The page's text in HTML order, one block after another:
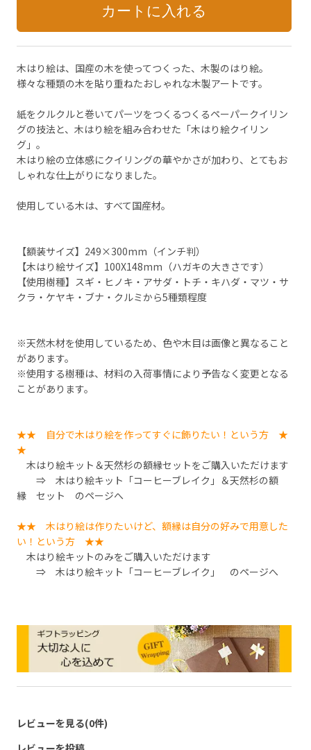
木はり絵は、国産の木を使ってつくった、木製のはり絵。
様々な種類の木を貼り重ねたおしゃれな木製アートです。
紙をクルクルと巻いてパーツをつくるつくるペーパークイリン
グの技法と、木はり絵を組み合わせた「木はり絵クイリン
グ」。
木はり絵の立体感にクイリングの華やかさが加わり、とてもお
しゃれな仕上がりになりました。
使用している木は、すべて国産材。
【額装サイズ】249×300mm（インチ判）
【木はり絵サイズ】100X148mm（ハガキの大きさです）
【使用樹種】スギ・ヒノキ・アサダ・トチ・キハダ・マツ・サ
クラ・ケヤキ・ブナ・クルミから5種類程度
※天然木材を使用しているため、色や木目は画像と異なること
があります。
※使用する樹種は、材料の入荷事情により予告なく変更となる
ことがあります。
★★ 自分で木はり絵を作ってすぐに飾りたい！という方 ★
★
木はり絵キット＆天然杉の額縁セットをご購入いただけます
⇒木はり絵キット「コーヒーブレイク」＆天然杉の額
縁 セット
のページへ
★★ 木はり絵は作りたいけど、額縁は自分の好みで用意した
い！という方 ★★
木はり絵キットのみをご購入いただけます
⇒木はり絵キット「コーヒーブレイク」 のページへ
レビューを見る(0件)